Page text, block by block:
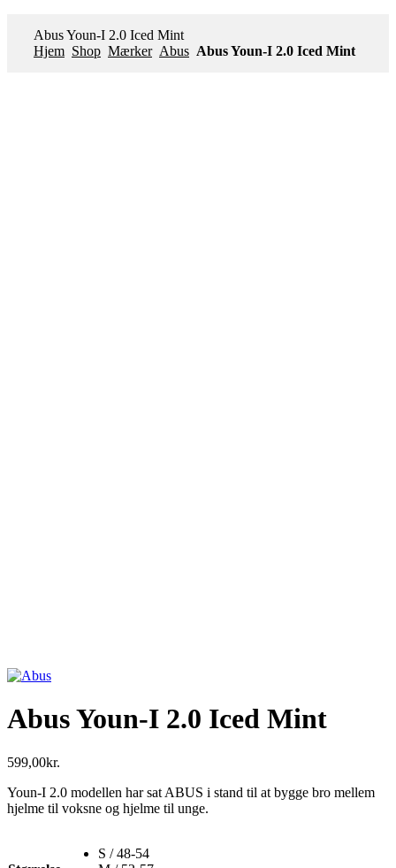
Abus Youn-I 2.0 Iced Mint
Hjem Shop Mærker Abus Abus Youn-I 2.0 Iced Mint
Abus Youn-I 2.0 Iced Mint
599,00kr.
Youn-I 2.0 modellen har sat ABUS i stand til at bygge bro mellem
hjelme til voksne og hjelme til unge.
S / 48-54